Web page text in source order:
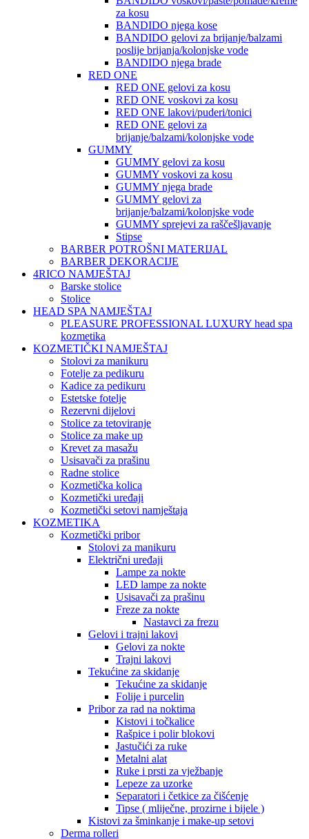
za kosu
BANDIDO njega kose
BANDIDO gelovi za brijanje/balzami
poslije brijanja/kolonjske vode
BANDIDO njega brade
RED ONE
RED ONE gelovi za kosu
RED ONE voskovi za kosu
RED ONE lakovi/puderi/tonici
RED ONE gelovi za
brijanje/balzami/kolonjske vode
GUMMY
GUMMY gelovi za kosu
GUMMY voskovi za kosu
GUMMY njega brade
GUMMY gelovi za
brijanje/balzami/kolonjske vode
GUMMY sprejevi za raščešljavanje
Stipse
BARBER POTROŠNI MATERIJAL
BARBER DEKORACIJE
4RICO NAMJEŠTAJ
Barske stolice
Stolice
HEAD SPA NAMJEŠTAJ
PLEASURE PROFESSIONAL LUXURY head spa
kozmetika
KOZMETIČKI NAMJEŠTAJ
Stolovi za manikuru
Fotelje za pedikuru
Kadice za pedikuru
Estetske fotelje
Rezervni dijelovi
Stolice za tetoviranje
Stolice za make up
Krevet za masažu
Usisavači za prašinu
Radne stolice
Kozmetička kolica
Kozmetički uređaji
Kozmetički setovi namještaja
KOZMETIKA
Kozmetički pribor
Stolovi za manikuru
Električni uređaji
Lampe za nokte
LED lampe za nokte
Usisavači za prašinu
Freze za nokte
Nastavci za frezu
Gelovi i trajni lakovi
Gelovi za nokte
Trajni lakovi
Tekućine za skidanje
Tekućine za skidanje
Folije i purcelin
Pribor za rad na noktima
Kistovi i točkalice
Rašpice i polir blokovi
Jastučići za ruke
Metalni alat
Ruke i prsti za vježbanje
Lepeze za uzorke
Separatori i četkice za čišćenje
Tipse ( mliječne, prozirne i bijele )
Kistovi za šminkanje i make-up setovi
Derma rolleri